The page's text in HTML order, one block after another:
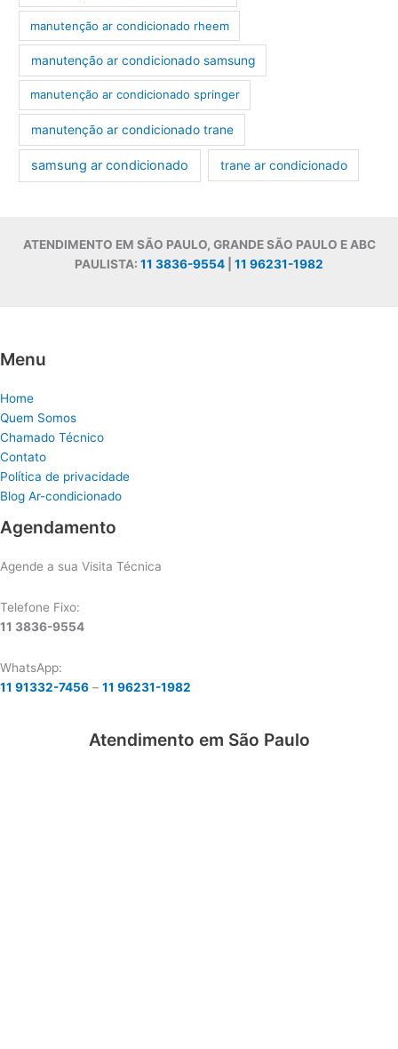
manutenção ar condicionado rheem
manutenção ar condicionado samsung
manutenção ar condicionado springer
manutenção ar condicionado trane
samsung ar condicionado trane ar condicionado
ATENDIMENTO EM SÃO PAULO, GRANDE SÃO PAULO E ABC
PAULISTA: 11 3836-9554 11 96231-1982
Menu
Home
Quem Somos
Chamado Técnico
Contato
Política de privacidade
Blog Ar-condicionado
Agendamento
Agende a sua Visita Técnica
Telefone Fixo:
11 3836-9554
WhatsApp:
11 91332-7456 – 11 96231-1982
Atendimento em São Paulo